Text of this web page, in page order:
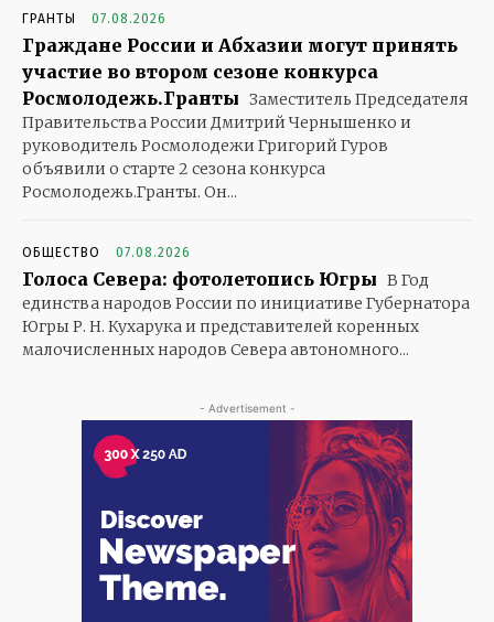
ГРАНТЫ 07.08.2026
Граждане России и Абхазии могут принять
участие во втором сезоне конкурса
Росмолодежь.Гранты Заместитель Председателя
Правительства России Дмитрий Чернышенко и
руководитель Росмолодежи Григорий Гуров
объявили о старте 2 сезона конкурса
Росмолодежь.Гранты. Он...
ОБЩЕСТВО 07.08.2026
Голоса Севера: фотолетопись Югры В Год
единства народов России по инициативе Губернатора
Югры Р. Н. Кухарука и представителей коренных
малочисленных народов Севера автономного...
- Advertisement -